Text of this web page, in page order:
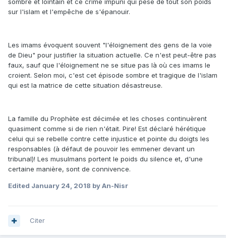
sombre et lointain et ce crime impuni qui pèse de tout son poids
sur l'islam et l'empêche de s'épanouir.
Les imams évoquent souvent "l'éloignement des gens de la voie
de Dieu" pour justifier la situation actuelle. Ce n'est peut-être pas
faux, sauf que l'éloignement ne se situe pas là où ces imams le
croient. Selon moi, c'est cet épisode sombre et tragique de l'islam
qui est la matrice de cette situation désastreuse.
La famille du Prophète est décimée et les choses continuèrent
quasiment comme si de rien n'était. Pire! Est déclaré hérétique
celui qui se rebelle contre cette injustice et pointe du doigts les
responsables (à défaut de pouvoir les emmener devant un
tribunal)! Les musulmans portent le poids du silence et, d'une
certaine manière, sont de connivence.
Edited January 24, 2018 by An-Nisr
Citer